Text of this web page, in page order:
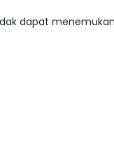
dapat